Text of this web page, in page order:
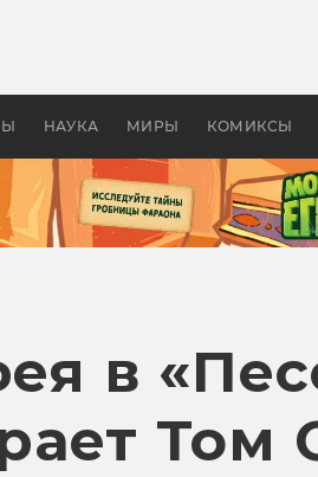
НАУКА МИРЫ КОМИКСЫ
бы «Властелина колец»
в
Том